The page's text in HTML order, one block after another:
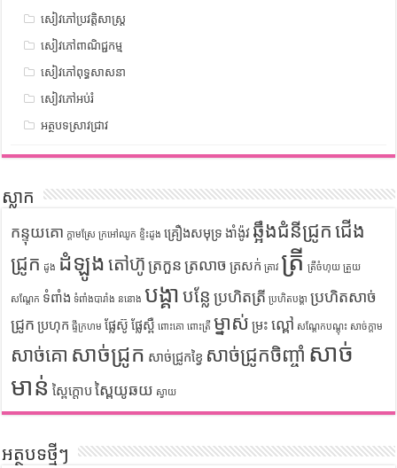
សៀវភៅប្រវត្តិសាស្រ្ត
សៀវភៅពាណិជ្ជកម្ម
សៀវភៅពុទ្ធសាសនា
សៀវភៅអប់រំ
អត្ថបទស្រាវជ្រាវ
ស្លាក
កន្ទុយគោ ក្តាមស្រែ ក្រអៅឈូក ខ្ទិះដូង គ្រឿងសមុទ្រ ងាំង៉ូវ ឆ្អឹងជំនីជ្រូក ជើង
ជ្រូក ដូង ដំឡូង តៅហ៊ូ ត្រកួន ត្រលាច ត្រសក់ ត្រាវ ត្រី ត្រីចំហុយ ត្រួយ
សណ្តែក ទំពាំង ទំពាំងបារាំង ននោង បង្គា បន្លែ ប្រហិតត្រី ប្រហិតបង្គា ប្រហិតសាច់
ជ្រូក ប្រហុក ផ្ទីក្រហម ផ្លែស៊ូ ផ្លែស្ពឺ ពោះគោ ពោះត្រី ម្នាស់ ម្រះ ល្ពៅ សណ្តែកបណ្តុះ សាច់ក្តាម
សាច់គោ សាច់ជ្រូក សាច់ជ្រូកខ្វៃ សាច់ជ្រូកចិញ្ចាំ សាច់
មាន់ ស្ពៃក្តោប ស្ពៃយូឆយ ស្វាយ
អត្ថបទថ្មីៗ